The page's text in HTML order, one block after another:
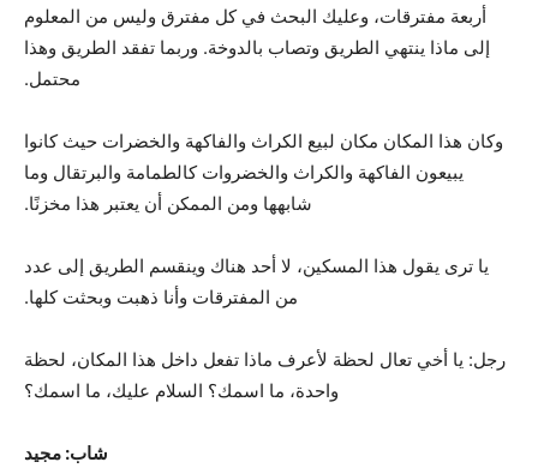
أربعة مفترقات، وعليك البحث في كل مفترق وليس من المعلوم
إلى ماذا ينتهي الطريق وتصاب بالدوخة. وربما تفقد الطريق وهذا
محتمل.
وكان هذا المكان مكان لبيع الكراث والفاكهة والخضرات حيث كانوا
يبيعون الفاكهة والكراث والخضروات كالطمامة والبرتقال وما
شابهها ومن الممكن أن يعتبر هذا مخزنًا.
يا ترى يقول هذا المسكين، لا أحد هناك وينقسم الطريق إلى عدد
من المفترقات وأنا ذهبت وبحثت كلها.
رجل: يا أخي تعال لحظة لأعرف ماذا تفعل داخل هذا المكان، لحظة
واحدة، ما اسمك؟ السلام عليك، ما اسمك؟
شاب: مجيد